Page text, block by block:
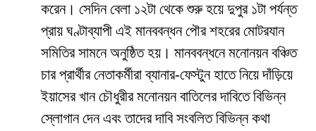
করেন। সেদিন বেলা ১২টা থেকে শুরু হয়ে দুপুর ১টা পর্যন্ত
প্রায় ঘণ্টাব্যাপী এই মানববন্ধন পৌর শহরের মোটরযান
সমিতির সামনে অনুষ্ঠিত হয়। মানববন্ধনে মনোনয়ন বঞ্চিত
চার প্রার্থীর নেতাকর্মীরা ব্যানার-ফেস্টুন হাতে নিয়ে দাঁড়িয়ে
ইয়াসের খান চৌধুরীর মনোনয়ন বাতিলের দাবিতে বিভিন্ন
স্লোগান দেন এবং তাদের দাবি সংবলিত বিভিন্ন কথা